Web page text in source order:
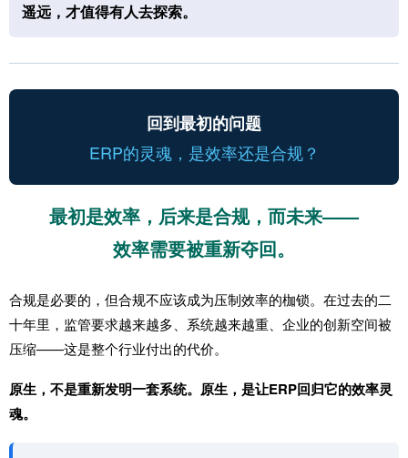
遥远，才值得有人去探索。
回到最初的问题
ERP的灵魂，是效率还是合规？
最初是效率，后来是合规，而未来——
效率需要被重新夺回。
合规是必要的，但合规不应该成为压制效率的枷锁。在过去的二
十年里，监管要求越来越多、系统越来越重、企业的创新空间被
压缩——这是整个行业付出的代价。
原生，不是重新发明一套系统。原生，是让ERP回归它的效率灵
魂。